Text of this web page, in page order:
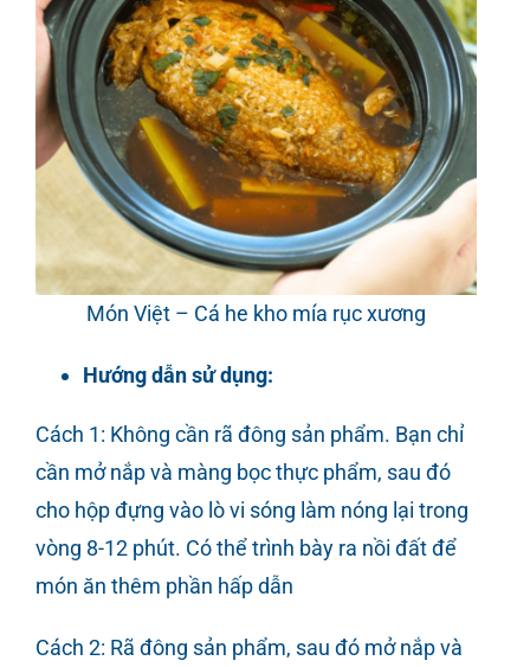
Món Việt – Cá he kho mía rục xương
Hướng dẫn sử dụng:
Cách 1: Không cần rã đông sản phẩm. Bạn chỉ
cần mở nắp và màng bọc thực phẩm, sau đó
cho hộp đựng vào lò vi sóng làm nóng lại trong
vòng 8-12 phút. Có thể trình bày ra nồi đất để
món ăn thêm phần hấp dẫn
Cách 2: Rã đông sản phẩm, sau đó mở nắp và